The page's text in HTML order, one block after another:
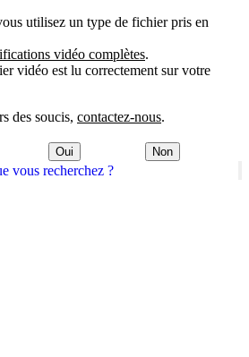
vous recherchez ?
utilisez un type de fichier pris en
vidéo complètes.
vidéo est lu correctement sur votre
des soucis, contactez-nous.
Oui Non